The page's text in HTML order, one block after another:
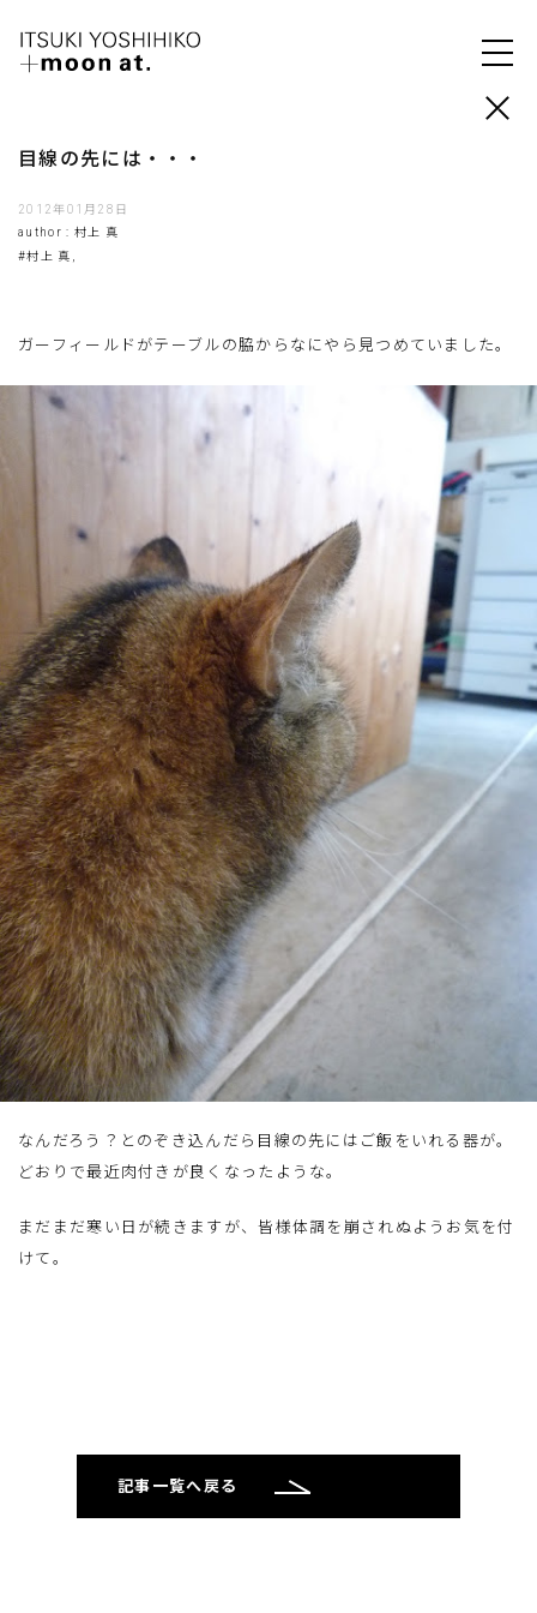
目線の先には・・・
2012年01月28日
author : 村上 真
#村上 真,
ガーフィールドがテーブルの脇からなにやら見つめていました。
なんだろう？とのぞき込んだら目線の先にはご飯をいれる器が。
どおりで最近肉付きが良くなったような。
まだまだ寒い日が続きますが、皆様体調を崩されぬようお気を付
けて。
記事一覧へ戻る